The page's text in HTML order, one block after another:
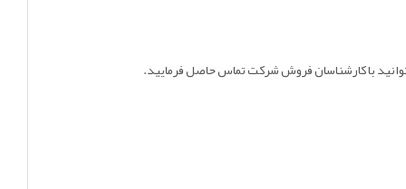
با کارشناسان فروش شرکت تماس حاصل فرمایید.